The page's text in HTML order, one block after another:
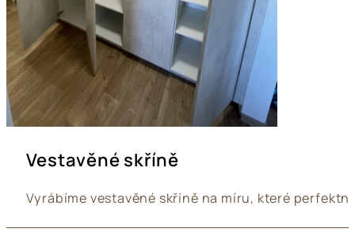
Vestavěné skříně
Vyrábíme vestavěné skříně na míru, které